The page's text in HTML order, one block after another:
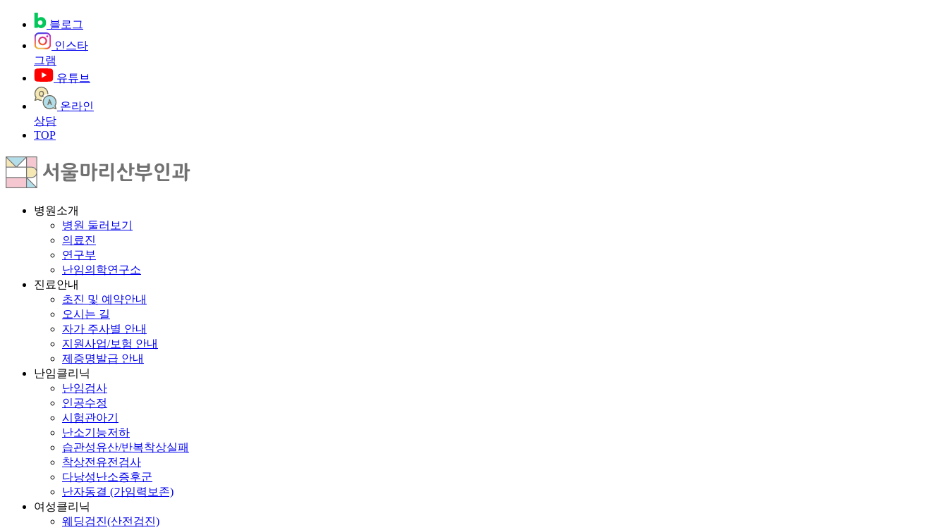
블로그
인스타
그램
유튜브
온라인
상담
TOP
병원소개
병원 둘러보기
의료진
연구부
난임의학연구소
진료안내
초진 및 예약안내
오시는 길
자가 주사별 안내
지원사업/보험 안내
제증명발급 안내
난임클리닉
난임검사
인공수정
시험관아기
난소기능저하
습관성유산/반복착상실패
착상전유전검사
다낭성난소증후군
난자동결 (가임력보존)
여성클리닉
웨딩검진(산전검진)